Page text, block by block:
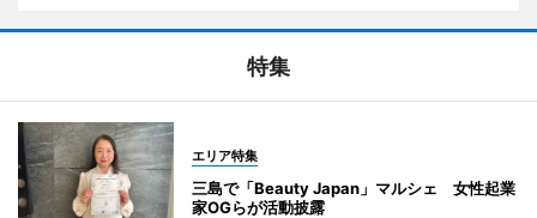
特集
エリア特集
三島で「Beauty Japan」マルシェ 女性起業
家OGらが活動披露